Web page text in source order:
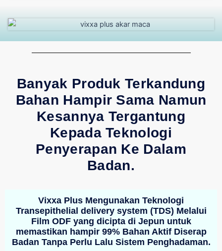
Banyak Produk Terkandung
Bahan Hampir Sama Namun
Kesannya Tergantung
Kepada Teknologi
Penyerapan Ke Dalam
Badan.
Vixxa Plus Mengunakan Teknologi
Transepithelial delivery system (TDS) Melalui
Film ODF yang dicipta di Jepun untuk
memastikan hampir 99% Bahan Aktif Diserap
Badan Tanpa Perlu Lalu Sistem Penghadaman.